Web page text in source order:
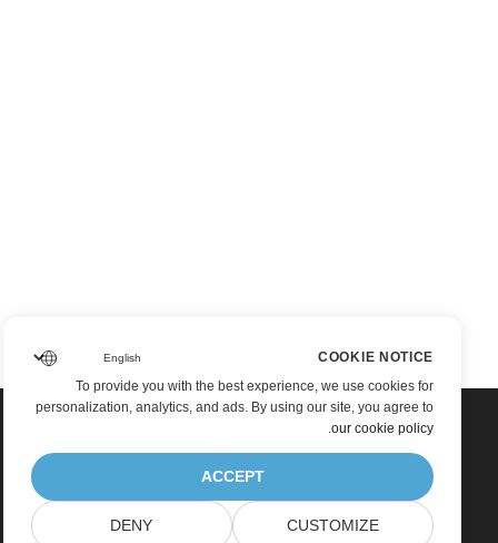
COOKIE NOTICE
To provide you with the best experience, we use cookies for
personalization, analytics, and ads. By using our site, you agree to
our cookie policy
.
ACCEPT
CUSTOMIZE
DENY